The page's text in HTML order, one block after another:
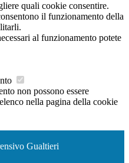
quali cookie consentire.
il funzionamento della
al funzionamento potete
non possono essere
nella pagina della cookie
Gualtieri